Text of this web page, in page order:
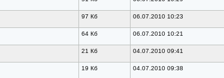
97 Кб 06.07.2010 10:23
64 Кб 06.07.2010 10:21
21 Кб 04.07.2010 09:41
19 Кб 04.07.2010 09:38